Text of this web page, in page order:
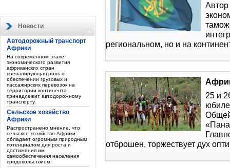
Новости
Автодорожный транспорт
Африки
На современном этапе
экономического развития
африканских стран
превалирующая роль в
обеспечении грузовых и
пассажирских перевозок на
территории континента
принадлежит автодорожному
транспорту.
Сельское хозяйство
Африки
Распространено мнение, что
сельское хозяйство Африки
обладает огромным природным
потенциалом для роста и
достижения им
самообеспечения населения
продовольствием.
Автор
региональном, но и на
25 и
отброшен, торжествует дух